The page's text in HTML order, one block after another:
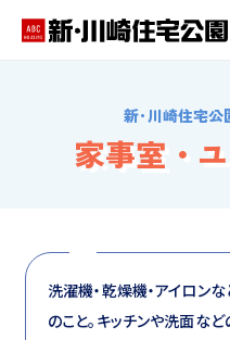
住宅会社・ハウスメーカー
好みからモデルハウスを探す
住まいづくりお役立ち情報
新･川崎住宅
家事室・
洗濯機・乾燥機・アイロン
のこと。キッチンや洗面な